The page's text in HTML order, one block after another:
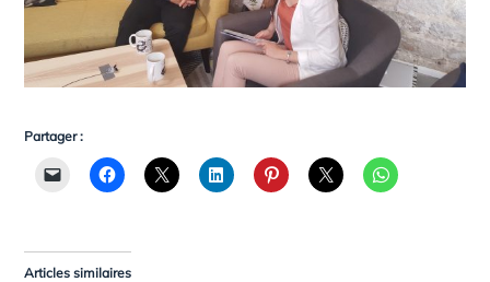
Partager :
Articles similaires